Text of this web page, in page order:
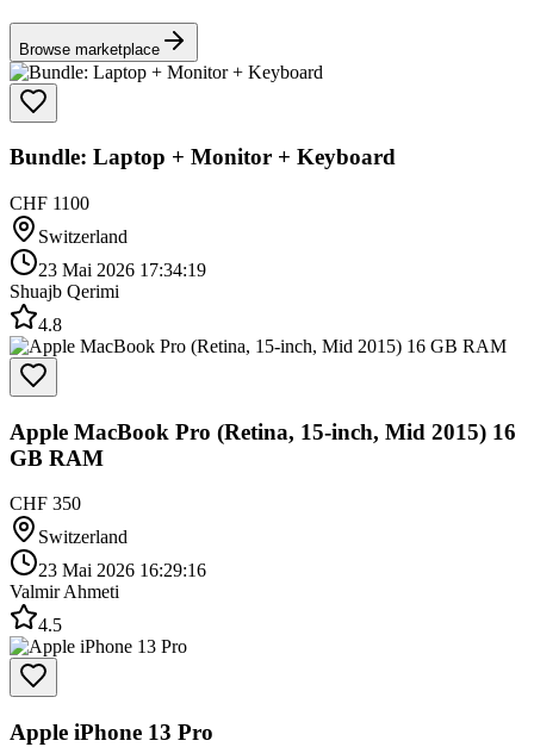
Browse marketplace
Bundle: Laptop + Monitor + Keyboard
CHF 1100
Switzerland
23 Mai 2026 17:34:19
Shuajb Qerimi
4.8
Apple MacBook Pro (Retina, 15-inch, Mid 2015) 16
GB RAM
CHF 350
Switzerland
23 Mai 2026 16:29:16
Valmir Ahmeti
4.5
Apple iPhone 13 Pro